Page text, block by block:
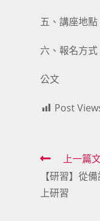
五、講座地
六、報名方
公文
Post
Read
more
articles
上一篇
【研習】從
上研習